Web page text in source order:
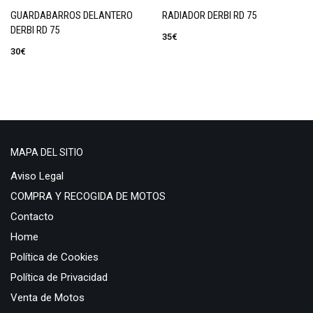
Rally 50
RS 125
RS 50
SR 50
SX 50
Tuono 1000
BMW
800GT
GS
1100
1200
GUARDABARROS DELANTERO
DERBI RD 75
30€
RADIADOR DERBI RD 75
35€
MAPA DEL SITIO
Aviso Legal
COMPRA Y RECOGIDA DE MOTOS
Contacto
Home
Política de Cookies
Política de Privacidad
Venta de Motos